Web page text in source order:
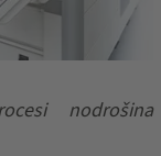
nodrošina